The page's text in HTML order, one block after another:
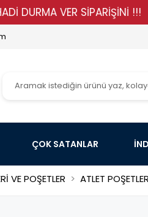
VER SİPARİŞİNİ !!!
ÇOK SATANLAR
VE POŞETLER ATLET POŞETLER